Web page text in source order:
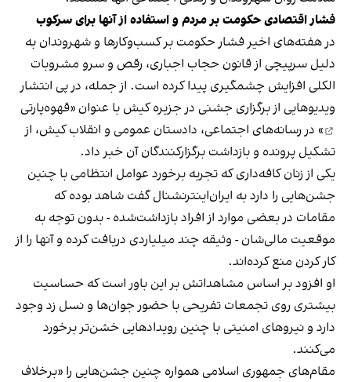
فشار اقتصادی حکومت بر مردم و استفاده از آنها برای سرکوب
در هفته‌های اخیر فشار حکومت بر کسب‌وکارها و شهروندان به
دلیل سرپیچی از قانون حجاب اجباری، رقص و سرو مشروبات
الکلی افزایش چشمگیری پیدا کرده است. از جمله، در پی انتشار
ویدیوهایی از برگزاری جشنی در جزیره کیش با عنوان «قهوه‌پارتی
» در رسانه‌های اجتماعی، دادستان عمومی و انقلاب کیش، از
تشکیل پرونده و بازداشت برگزارکنندگان آن خبر داد.
یکی از زنان کافه‌داری که تجربه برخورد عوامل انتظامی با چنین
جشن‌هایی را دارد به ایران‌اینترنشنال گفت شاهد بوده که
مقامات در بعضی موارد از افراد بازداشت‌‌شده - بدون توجه به
موقعیت مالی‌شان - وثیقه چند میلیاردی دریافت کرده و آنها را از
کار کردن منع کرده‌اند.
او افزود بر اساس مشاهداتش بر این باور است که حساسیت
بیشتری روی تجمعات تفریحی با حضور جوان‌ها و نسل زد وجود
دارد و نیروهای امنیتی با چنین رویدادهایی خشن‌تر برخورد
می‌کنند.
مقام‌های جمهوری اسلامی همواره چنین جشن‌هایی را «برخلاف